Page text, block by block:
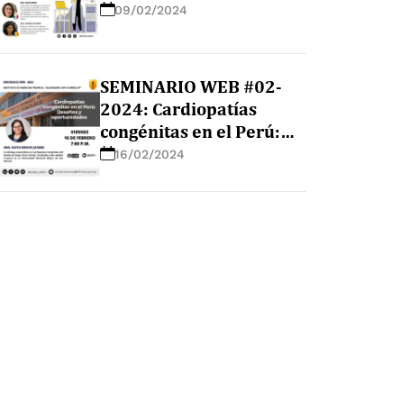
09/02/2024
SEMINARIO WEB #02-
2024: Cardiopatías
congénitas en el Perú:
Desafíos y
16/02/2024